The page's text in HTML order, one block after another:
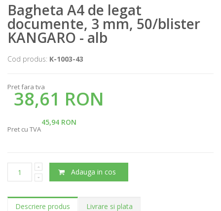
Bagheta A4 de legat
documente, 3 mm, 50/blister
KANGARO - alb
Cod produs: K-1003-43
Pret fara tva
38,61 RON
45,94 RON
Pret cu TVA
Adauga in cos
Descriere produs Livrare si plata